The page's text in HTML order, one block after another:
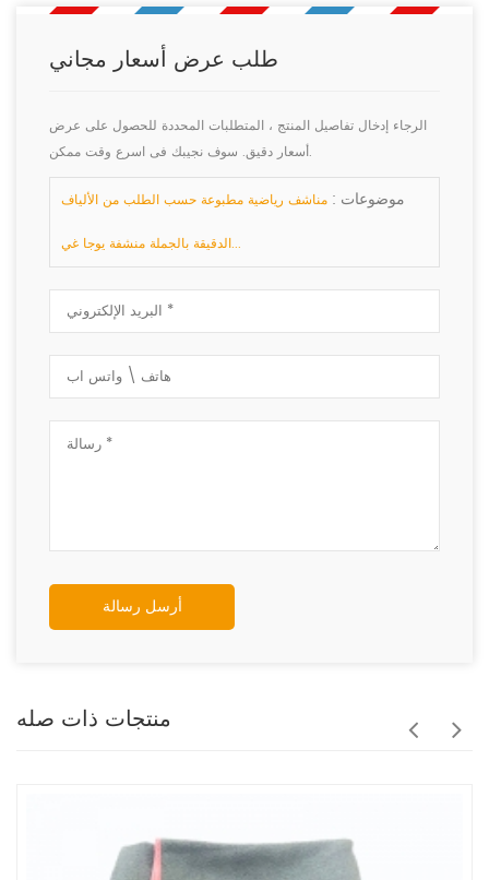
طلب عرض أسعار مجاني
الرجاء إدخال تفاصيل المنتج ، المتطلبات المحددة للحصول على عرض
أسعار دقيق. سوف نجيبك فى اسرع وقت ممكن.
موضوعات : مناشف رياضية مطبوعة حسب الطلب من الألياف
الدقيقة بالجملة منشفة يوجا غي...
أرسل رسالة
منتجات ذات صله